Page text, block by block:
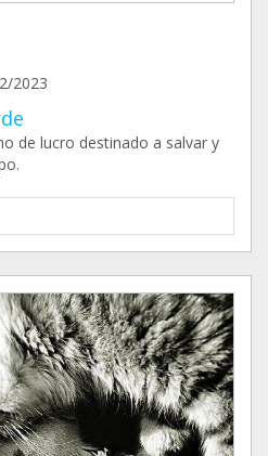
2023
de lucro destinado a salvar y